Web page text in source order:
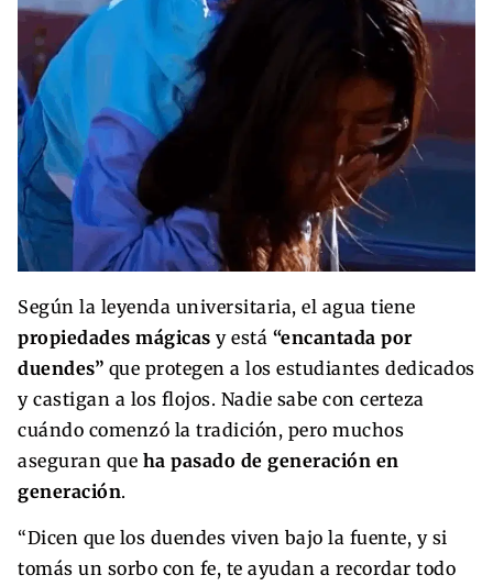
Según la leyenda universitaria, el agua tiene
propiedades mágicas y está “encantada por
duendes” que protegen a los estudiantes dedicados
y castigan a los flojos. Nadie sabe con certeza
cuándo comenzó la tradición, pero muchos
aseguran que ha pasado de generación en
generación.
“Dicen que los duendes viven bajo la fuente, y si
tomás un sorbo con fe, te ayudan a recordar todo